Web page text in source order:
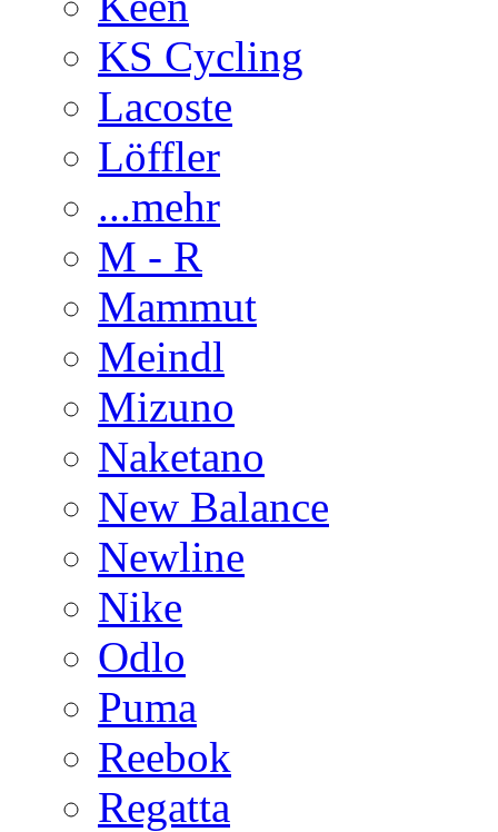
KS Cycling
Lacoste
Löffler
...mehr
M - R
Mammut
Meindl
Mizuno
Naketano
New Balance
Newline
Nike
Odlo
Puma
Reebok
Regatta